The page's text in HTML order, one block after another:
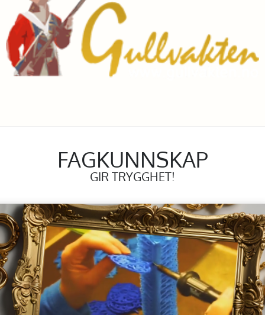
FAGKUNNSKAP
GIR TRYGGHET!